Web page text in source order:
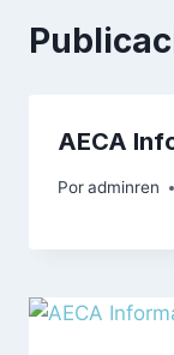
AECA
Poradminren